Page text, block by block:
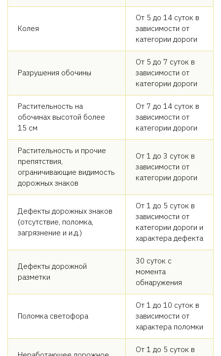
Колея
От 5 до 14 суток в
зависимости от
категории дороги
Разрушения обочины
От 5 до 7 суток в
зависимости от
категории дороги
Растительность на
обочинах высотой более
15 см
От 7 до 14 суток в
зависимости от
категории дороги
Растительность и прочие
препятствия,
ограничивающие видимость
дорожных знаков
От 1 до 3 суток в
зависимости от
категории дороги
Дефекты дорожных знаков
(отсутствие, поломка,
загрязнение и и.д.)
От 1 до 5 суток в
зависимости от
категории дороги и
характера дефекта
Дефекты дорожной
разметки
30 суток с
момента
обнаружения
Поломка светофора
От 1 до 10 суток в
зависимости от
характера поломки
От 1 до 5 суток в